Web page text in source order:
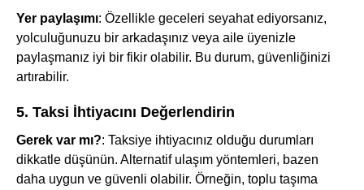
Yer paylaşımı: Özellikle geceleri seyahat ediyorsanız,
yolculuğunuzu bir arkadaşınız veya aile üyenizle
paylaşmanız iyi bir fikir olabilir. Bu durum, güvenliğinizi
artırabilir.
5. Taksi İhtiyacını Değerlendirin
Gerek var mı?: Taksiye ihtiyacınız olduğu durumları
dikkatle düşünün. Alternatif ulaşım yöntemleri, bazen
daha uygun ve güvenli olabilir. Örneğin, toplu taşıma